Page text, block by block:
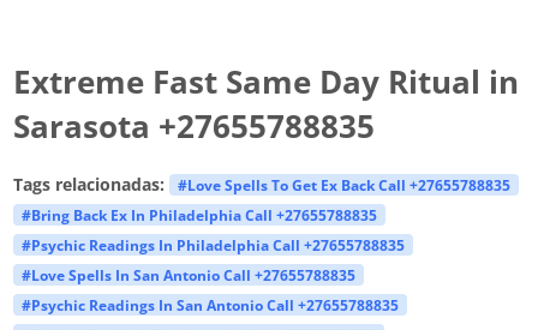
Extreme Fast Same Day Ritual in
Sarasota +27655788835
Tags relacionadas:
#Love Spells To Get Ex Back Call +27655788835
#Bring Back Ex In Philadelphia Call +27655788835
#Psychic Readings In Philadelphia Call +27655788835
#Love Spells In San Antonio Call +27655788835
#Psychic Readings In San Antonio Call +27655788835